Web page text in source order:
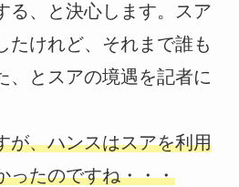
る、と決心します。スア
たけれど、それまで誰も
、とスアの境遇を記者に
が、ハンスはスアを利用
ったのですね・・・